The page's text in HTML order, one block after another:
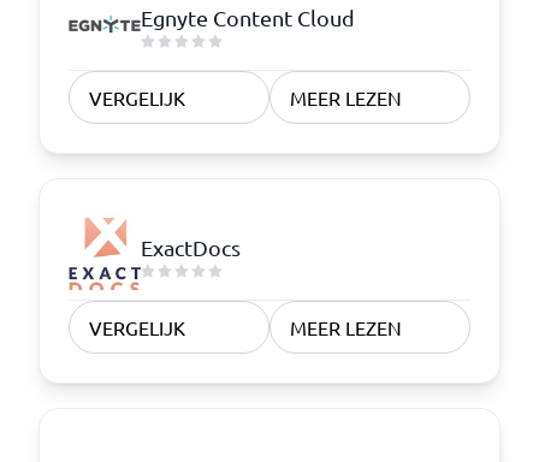
Egnyte Content Cloud
VERGELIJK MEER LEZEN
ExactDocs
VERGELIJK MEER LEZEN